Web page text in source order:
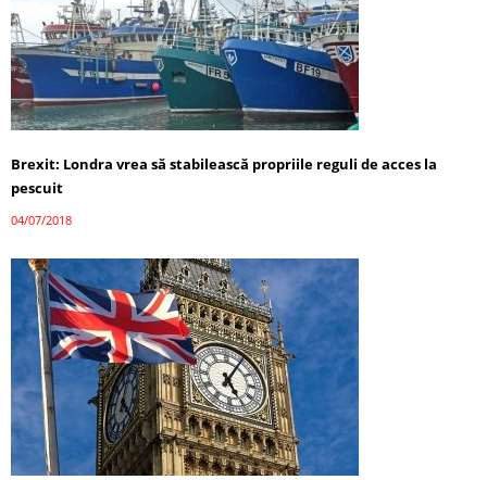
Brexit: Londra vrea să stabilească propriile reguli de acces la
pescuit
04/07/2018